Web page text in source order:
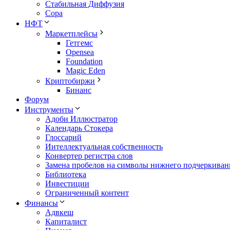
Стабильная Диффузия
Сора
НФТ
Маркетплейсы
Гетгемс
Opensea
Foundation
Magic Eden
Криптобиржи
Бинанс
Форум
Инструменты
Адоби Иллюстратор
Календарь Стокера
Глоссарий
Интеллектуальная собственность
Конвертер регистра слов
Замена пробелов на символы нижнего
Библиотека
Инвестиции
Ограниченный контент
Финансы
Адвкеш
Капиталист